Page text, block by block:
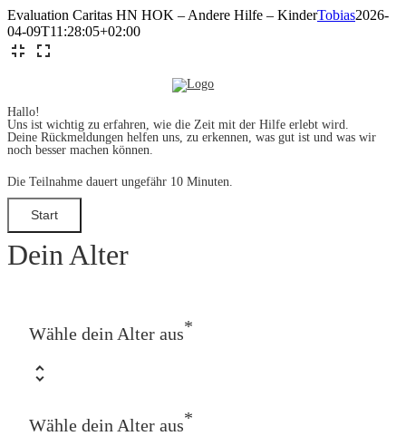
Zum
Inhalt
springen
Evaluation Caritas HN HOK – Andere Hilfe – KinderTobias2026-
04-09T11:28:05+02:00
Hallo!
Uns ist wichtig zu erfahren, wie die Zeit mit der Hilfe erlebt wird.
Deine Rückmeldungen helfen uns, zu erkennen, was gut ist und was wir
noch besser machen können.
Die Teilnahme dauert ungefähr 10 Minuten.
Dein Alter
Wähle dein Alter aus*
Wähle dein Alter aus*